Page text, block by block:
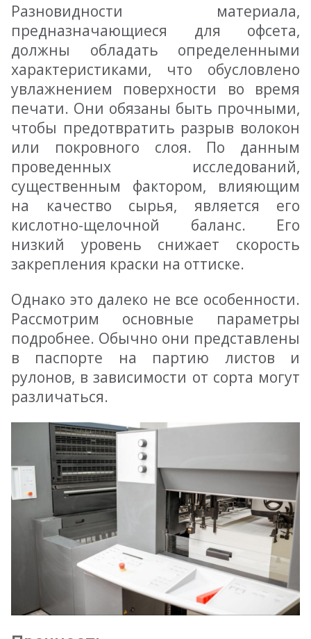
Разновидности материала,
предназначающиеся для офсета,
должны обладать определенными
характеристиками, что обусловлено
увлажнением поверхности во время
печати. Они обязаны быть прочными,
чтобы предотвратить разрыв волокон
или покровного слоя. По данным
проведенных исследований,
существенным фактором, влияющим
на качество сырья, является его
кислотно-щелочной баланс. Его
низкий уровень снижает скорость
закрепления краски на оттиске.
Однако это далеко не все особенности.
Рассмотрим основные параметры
подробнее. Обычно они представлены
в паспорте на партию листов и
рулонов, в зависимости от сорта могут
различаться.